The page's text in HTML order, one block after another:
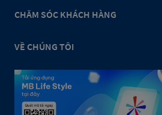
CHĂM SÓC KHÁCH HÀNG
VỀ CHÚNG TÔI